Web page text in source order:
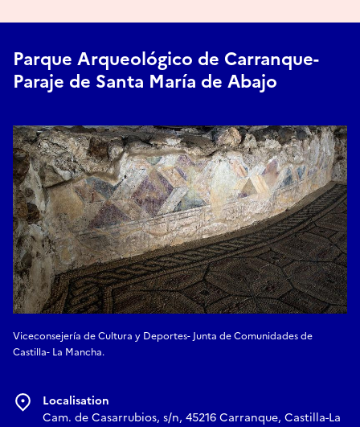
Parque Arqueológico de Carranque-
Paraje de Santa María de Abajo
Viceconsejería de Cultura y Deportes- Junta de Comunidades de
Castilla- La Mancha.
Localisation
Cam. de Casarrubios, s/n, 45216 Carranque, Castilla-La